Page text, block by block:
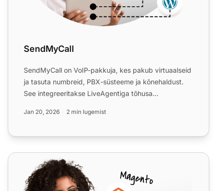
SendMyCall
SendMyCall on VoIP-pakkuja, kes pakub virtuaalseid
ja tasuta numbreid, PBX-süsteeme ja kõnehaldust.
See integreeritakse LiveAgentiga tõhusa
Jan 20, 2026 2 min lugemist
VoIPstudio